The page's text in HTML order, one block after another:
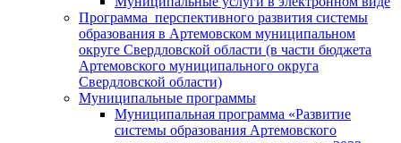
Программа перспективного развития системы
образования в Артемовском муниципальном
округе Свердловской области (в части бюджета
Артемовского муниципального округа
Свердловской области)
Муниципальные программы
Муниципальная программа «Развитие
системы образования Артемовского